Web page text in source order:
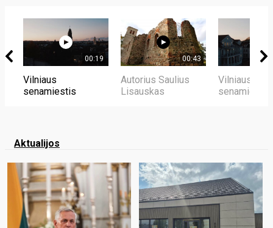
00:19
Vilniaus
senamiestis
00:43
Autorius Saulius
Lisauskas
Vilniaus
senamiestis
Aktualijos